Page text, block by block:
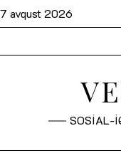
7 avqust 2026
SOSİAL-